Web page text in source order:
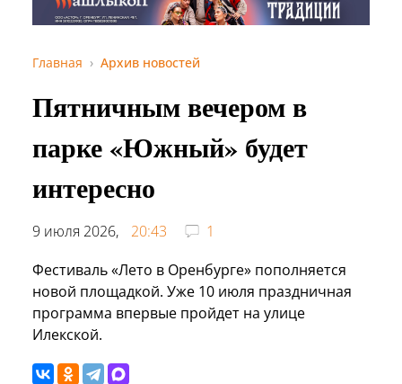
Главная Архив новостей
Пятничным вечером в
парке «Южный» будет
интересно
9 июля 2026, 20:43
1
Фестиваль «Лето в Оренбурге» пополняется
новой площадкой. Уже 10 июля праздничная
программа впервые пройдет на улице
Илекской.